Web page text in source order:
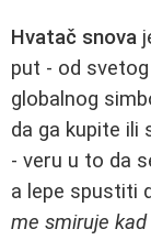
Hvatač snova
put - od
globalnog
da ga kupite ili
- veru u to da
a lepe spustiti
me smiruje